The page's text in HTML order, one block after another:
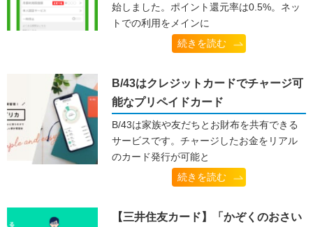
始しました。ポイント還元率は0.5%。ネッ
トでの利用をメインに
続きを読む
B/43はクレジットカードでチャージ可
能なプリペイドカード
B/43は家族や友だちとお財布を共有できる
サービスです。チャージしたお金をリアル
のカード発行が可能と
続きを読む
【三井住友カード】「かぞくのおさい